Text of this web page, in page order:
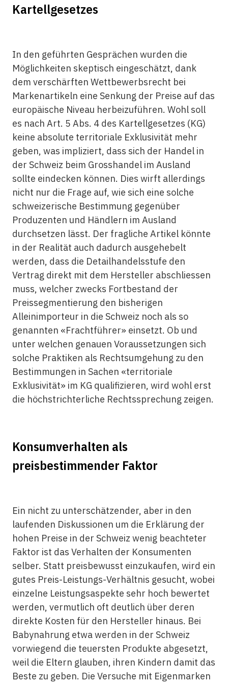
Kartellgesetzes
In den geführten Gesprächen wurden die
Möglichkeiten skeptisch eingeschätzt, dank
dem verschärften Wettbewerbsrecht bei
Markenartikeln eine Senkung der Preise auf das
europäische Niveau herbeizuführen. Wohl soll
es nach Art. 5 Abs. 4 des Kartellgesetzes (KG)
keine absolute territoriale Exklusivität mehr
geben, was impliziert, dass sich der Handel in
der Schweiz beim Grosshandel im Ausland
sollte eindecken können. Dies wirft allerdings
nicht nur die Frage auf, wie sich eine solche
schweizerische Bestimmung gegenüber
Produzenten und Händlern im Ausland
durchsetzen lässt. Der fragliche Artikel könnte
in der Realität auch dadurch ausgehebelt
werden, dass die Detailhandelsstufe den
Vertrag direkt mit dem Hersteller abschliessen
muss, welcher zwecks Fortbestand der
Preissegmentierung den bisherigen
Alleinimporteur in die Schweiz noch als so
genannten «Frachtführer» einsetzt. Ob und
unter welchen genauen Voraussetzungen sich
solche Praktiken als Rechtsumgehung zu den
Bestimmungen in Sachen «territoriale
Exklusivität» im KG qualifizieren, wird wohl erst
die höchstrichterliche Rechtssprechung zeigen.
Konsumverhalten als
preisbestimmender Faktor
Ein nicht zu unterschätzender, aber in den
laufenden Diskussionen um die Erklärung der
hohen Preise in der Schweiz wenig beachteter
Faktor ist das Verhalten der Konsumenten
selber. Statt preisbewusst einzukaufen, wird ein
gutes Preis-Leistungs-Verhältnis gesucht, wobei
einzelne Leistungsaspekte sehr hoch bewertet
werden, vermutlich oft deutlich über deren
direkte Kosten für den Hersteller hinaus. Bei
Babynahrung etwa werden in der Schweiz
vorwiegend die teuersten Produkte abgesetzt,
weil die Eltern glauben, ihren Kindern damit das
Beste zu geben. Die Versuche mit Eigenmarken